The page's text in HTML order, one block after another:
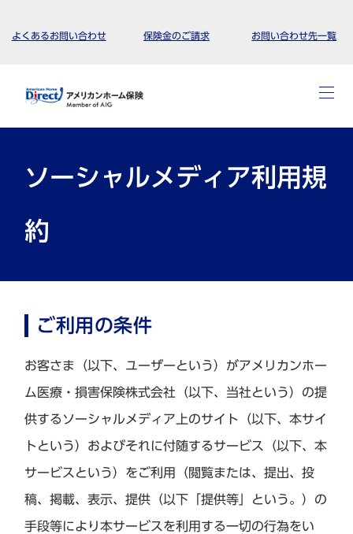
よくあるお問い合わせ 保険金のご請求 お問い合わせ先一覧
ソーシャルメディア利用規
約
ご利用の条件
お客さま（以下、ユーザーという）がアメリカンホー
ム医療・損害保険株式会社（以下、当社という）の提
供するソーシャルメディア上のサイト（以下、本サイ
トという）およびそれに付随するサービス（以下、本
サービスという）をご利用（閲覧または、提出、投
稿、掲載、表示、提供（以下「提供等」という。）の
手段等により本サービスを利用する一切の行為をい